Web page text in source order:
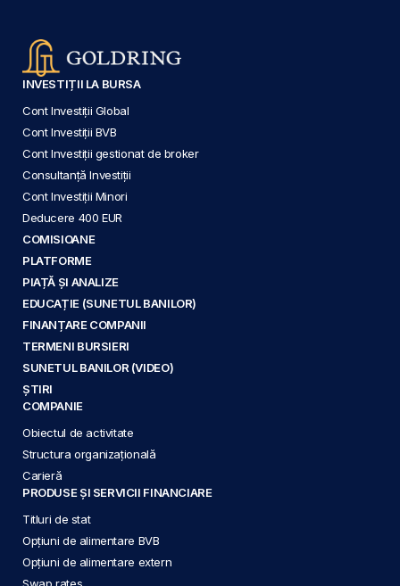
INVESTIȚII LA BURSA
Cont Investiții Global
Cont Investiții BVB
Cont Investiții gestionat de broker
Consultanță Investiții
Cont Investiții Minori
Deducere 400 EUR
COMISIOANE
PLATFORME
PIAȚĂ ȘI ANALIZE
EDUCAȚIE (SUNETUL BANILOR)
FINANȚARE COMPANII
TERMENI BURSIERI
SUNETUL BANILOR (VIDEO)
ȘTIRI
COMPANIE
Obiectul de activitate
Structura organizațională
Carieră
PRODUSE ȘI SERVICII FINANCIARE
Titluri de stat
Opțiuni de alimentare BVB
Opțiuni de alimentare extern
Swap rates